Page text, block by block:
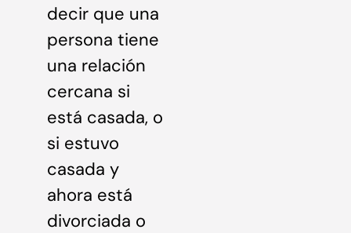
decir que una
persona tiene
una relación
cercana si
está casada, o
si estuvo
casada y
ahora está
divorciada o